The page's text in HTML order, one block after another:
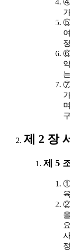
④
⑤
⑥
⑦
제 2 장
제 5
①
②